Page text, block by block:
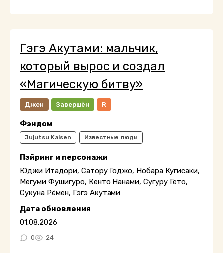
Гэгэ Акутами: мальчик,
который вырос и создал
«Магическую битву»
Джен Завершён R
Фэндом
Jujutsu Kaisen Известные люди
Пэйринг и персонажи
Юджи Итадори, Сатору Годжо, Нобара Кугисаки,
Мегуми Фушигуро, Кенто Нанами, Сугуру Гето,
Сукуна Рёмен, Гэгэ Акутами
Дата обновления
01.08.2026
0 24